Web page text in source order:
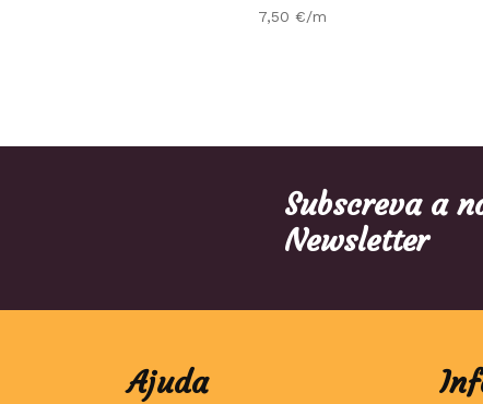
7,50 €/m
Subscreva a
Newsletter
Ajuda